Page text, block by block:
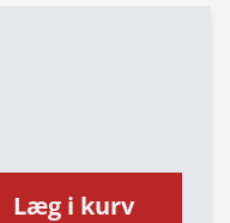
Læg i kurv